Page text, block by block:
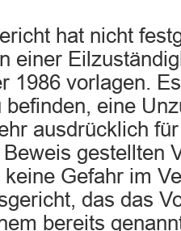
hat nicht
einer
1986 vorlagen.
eine
ausdrücklich
gestellten
keine Gefahr im
das das
bereits